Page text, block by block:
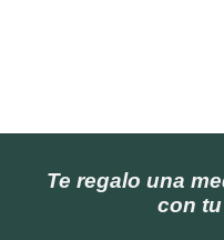
Te regalo una
con